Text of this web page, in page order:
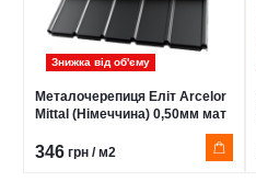
Знижка від обʹєму
Металочерепиця Еліт Arcelor
Mittal (Німеччина) 0,50мм мат
346 грн / м2